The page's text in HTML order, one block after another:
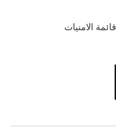
الامنيات